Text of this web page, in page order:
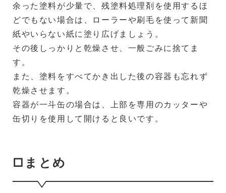
余った塗料が少量で、残塗料処理剤を使用するほ
どでもない場合は、ローラーや刷毛を使って新聞
紙やいらない紙に塗り広げましょう。
その後しっかりと乾燥させ、一般ごみに捨てま
す。
また、塗料をすべてかき出した後の容器も忘れず
乾燥させます。
容器が一斗缶の場合は、上部を専用のカッターや
缶切りを使用して開けると良いです。
□まとめ